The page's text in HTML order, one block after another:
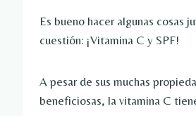
Es bueno hacer algunas cosas
cuestión: ¡Vitamina C y SPF!
A pesar de sus muchas
beneficiosas, la vitamina C